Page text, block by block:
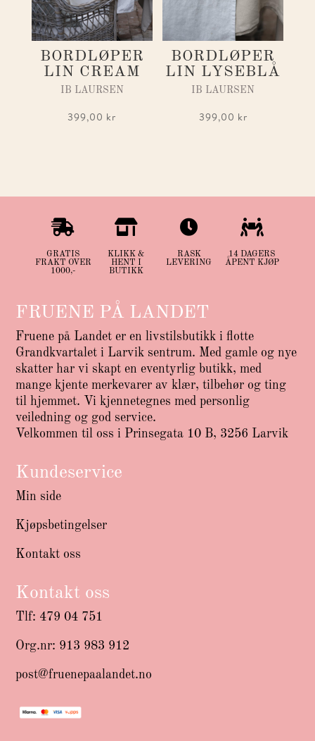
BORDLØPER
LIN CREAM
IB LAURSEN
399,00 kr
BORDLØPER
LIN LYSEBLÅ
IB LAURSEN
399,00 kr

GRATIS
FRAKT OVER
1000,-

KLIKK &
HENT I
BUTIKK

RASK
LEVERING

14 DAGERS
ÅPENT KJØP
FRUENE PÅ LANDET
Fruene på Landet er en livstilsbutikk i flotte
Grandkvartalet i Larvik sentrum. Med gamle og nye
skatter har vi skapt en eventyrlig butikk, med
mange kjente merkevarer av klær, tilbehør og ting
til hjemmet. Vi kjennetegnes med personlig
veiledning og god service.
Velkommen til oss i Prinsegata 10 B, 3256 Larvik
Kundeservice
Min side
Kjøpsbetingelser
Kontakt oss
Kontakt oss
Tlf: 479 04 751
Org.nr: 913 983 912
post@fruenepaalandet.no